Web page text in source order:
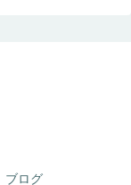
ブログ